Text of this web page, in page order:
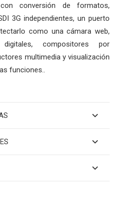
conversión de formatos,
3G independientes, un puerto
como una cámara web,
compositores por
multimedia y visualización
funciones..